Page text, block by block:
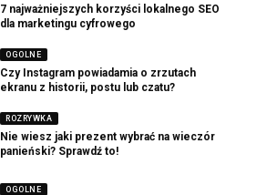
7 najważniejszych korzyści lokalnego SEO
dla marketingu cyfrowego
OGOLNE
Czy Instagram powiadamia o zrzutach
ekranu z historii, postu lub czatu?
ROZRYWKA
Nie wiesz jaki prezent wybrać na wieczór
panieński? Sprawdź to!
OGOLNE